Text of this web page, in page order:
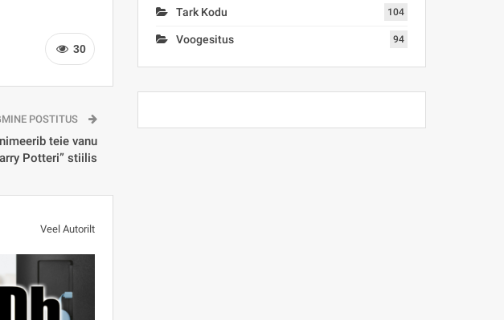
30
POSTITUS
teie vanu
Potteri” stiilis
Veel Autorilt
Tark Kodu 104
Voogesitus 94